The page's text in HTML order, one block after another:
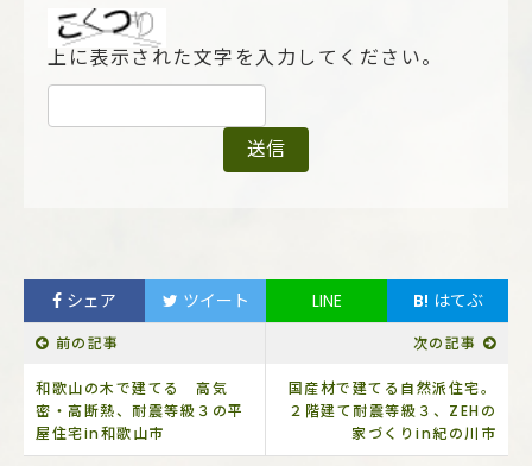
上に表示された文字を入力してください。
シェア ツイート LINE B! はてぶ
前の記事
和歌山の木で建てる 高気
密・高断熱、耐震等級３の平
屋住宅in和歌山市
次の記事
国産材で建てる自然派住宅。
２階建て耐震等級３、ZEHの
家づくりin紀の川市